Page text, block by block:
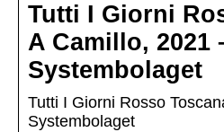
Tutti I Giorni
A Camillo, 2021
Systembolaget
Tutti I Giorni Rosso
Systembolaget